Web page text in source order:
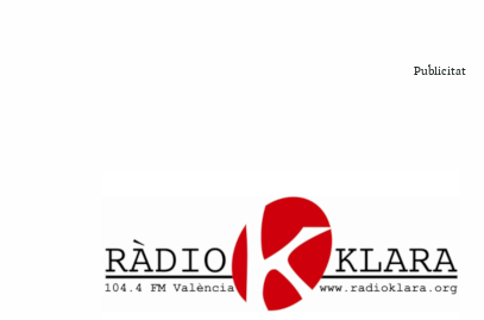
Publicitat